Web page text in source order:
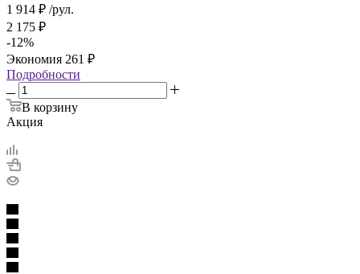
1 914 ₽ /рул.
2 175 ₽
-12%
Экономия 261 ₽
Подробности
В корзину
Акция